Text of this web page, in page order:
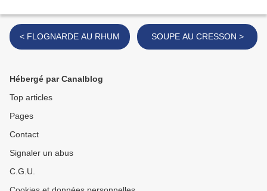
< FLOGNARDE AU RHUM SOUPE AU CRESSON >
Hébergé par Canalblog
Top articles
Pages
Contact
Signaler un abus
C.G.U.